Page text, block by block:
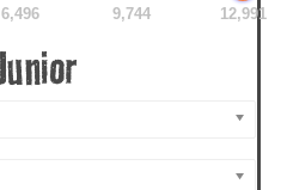
6,496 9,744 12,991